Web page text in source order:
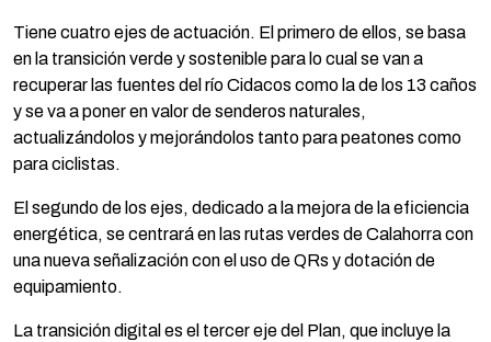
Tiene cuatro ejes de actuación. El primero de ellos, se basa
en la transición verde y sostenible para lo cual se van a
recuperar las fuentes del río Cidacos como la de los 13 caños
y se va a poner en valor de senderos naturales,
actualizándolos y mejorándolos tanto para peatones como
para ciclistas.
El segundo de los ejes, dedicado a la mejora de la eficiencia
energética, se centrará en las rutas verdes de Calahorra con
una nueva señalización con el uso de QRs y dotación de
equipamiento.
La transición digital es el tercer eje del Plan, que incluye la